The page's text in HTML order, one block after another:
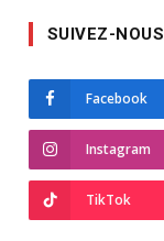
SUIVEZ-
Facebook
Instagram
TikTok